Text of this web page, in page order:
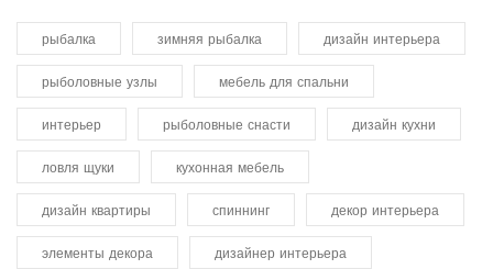
рыбалка зимняя рыбалка дизайн интерьера
рыболовные узлы мебель для спальни
интерьер рыболовные снасти дизайн кухни
ловля щуки кухонная мебель
дизайн квартиры спиннинг декор интерьера
элементы декора дизайнер интерьера